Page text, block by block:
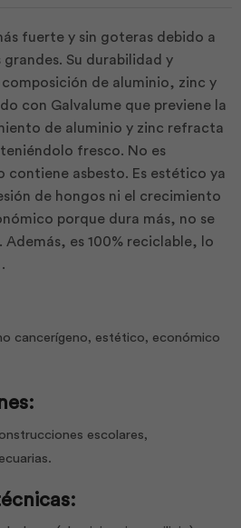
fuerte y sin goteras debido a
Su durabilidad y
composición de aluminio, zinc y
con Galvalume que previene la
de aluminio y zinc refracta
fresco. No es
contiene asbesto. Es estético ya
de hongos ni el crecimiento
porque dura más, no se
Además, es 100% reciclable, lo
cancerígeno, estético, económico
escolares,